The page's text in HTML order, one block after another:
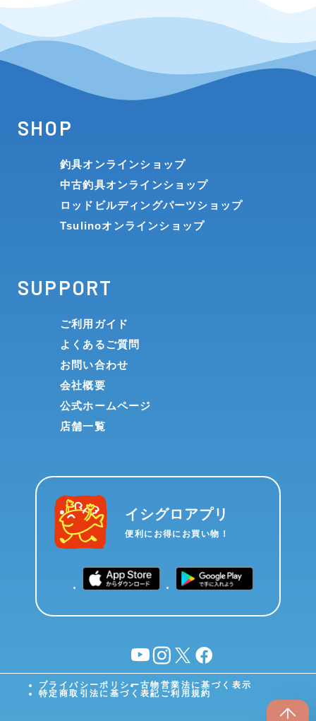
SHOP
釣具オンラインショップ
中古釣具オンラインショップ
ロッドビルディングパーツショップ
Tsulinoオンラインショップ
SUPPORT
ご利用ガイド
よくあるご質問
お問い合わせ
会社概要
公式ホームページ
店舗一覧
イシグロアプリ
便利にお得にお買い物！
YouTubeinstagram
X facebook
プライバシーポリシー古物営業法に基づく表示
特定商取引法に基づく表記 ご利用規約